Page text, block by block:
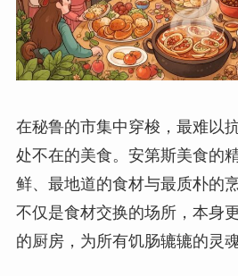
在秘鲁的市集中穿梭，最难以
处不在的美食。安第斯美食的
鲜、最地道的食材与最质朴的
不仅是食材交换的场所，本身
的厨房，为所有饥肠辘辘的灵